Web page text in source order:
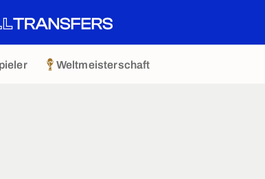
Weltmeisterschaft